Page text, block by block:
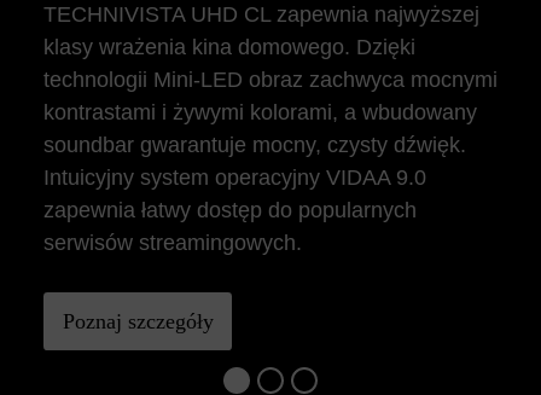
TECHNIVISTA UHD CL zapewnia najwyższej
klasy wrażenia kina domowego. Dzięki
technologii Mini-LED obraz zachwyca mocnymi
kontrastami i żywymi kolorami, a wbudowany
soundbar gwarantuje mocny, czysty dźwięk.
Intuicyjny system operacyjny VIDAA 9.0
zapewnia łatwy dostęp do popularnych
serwisów streamingowych.
Poznaj szczegóły